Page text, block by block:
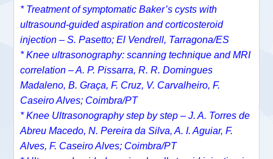
* Treatment of symptomatic Baker’s cysts with
ultrasound-guided aspiration and corticosteroid
injection – S. Pasetto; El Vendrell, Tarragona/ES
* Knee ultrasonography: scanning technique and MRI
correlation – A. P. Pissarra, R. R. Domingues
Madaleno, B. Graça, F. Cruz, V. Carvalheiro, F.
Caseiro Alves; Coimbra/PT
* Knee Ultrasonography step by step – J. A. Torres de
Abreu Macedo, N. Pereira da Silva, A. I. Aguiar, F.
Alves, F. Caseiro Alves; Coimbra/PT